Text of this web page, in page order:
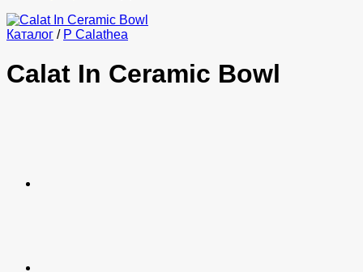
Каталог / P Calathea
Calat In Ceramic Bowl